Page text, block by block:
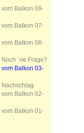
Balkon 09-
Balkon 07-
Balkon 06-
´ne Frage?
Balkon 03-
Balkon 02-
Balkon 01-